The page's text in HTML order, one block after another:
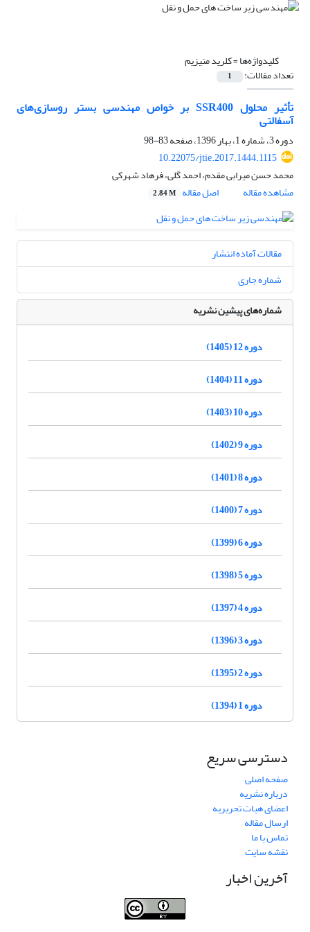
کلیدواژه‌ها =کلرید منیزیم
تعداد مقالات: 1
تأثیر محلول SSR400 بر خواص مهندسی بستر روسازی‌های
آسفالتی
دوره 3، شماره 1، بهار 1396، صفحه
83-98
10.22075/jtie.2017.1444.1115
محمد حسن میرابی مقدم، احمد گلی، فرهاد شهرکی
مشاهده مقاله
اصل مقاله 2.84 M
مقالات آماده انتشار
شماره جاری
شماره‌های پیشین نشریه
دوره 12 (1405)
دوره 11 (1404)
دوره 10 (1403)
دوره 9 (1402)
دوره 8 (1401)
دوره 7 (1400)
دوره 6 (1399)
دوره 5 (1398)
دوره 4 (1397)
دوره 3 (1396)
دوره 2 (1395)
دوره 1 (1394)
دسترسی سریع
صفحه اصلی
درباره نشریه
اعضای هیات تحریریه
ارسال مقاله
تماس با ما
نقشه سایت
آخرین اخبار